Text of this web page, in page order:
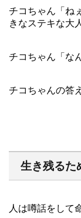
チコちゃん「ね
きなステキな大
チコちゃん「な
チコちゃんの答
生き残るた
人は噂話をして